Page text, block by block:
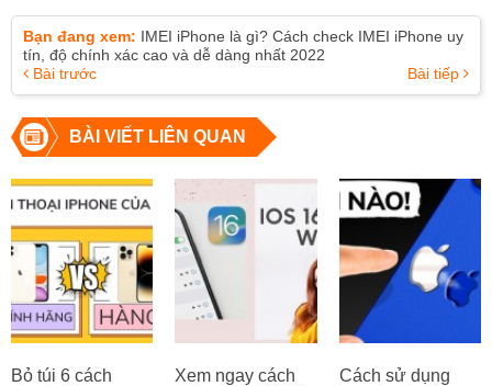
Bạn đang xem: IMEI iPhone là gì? Cách check IMEI iPhone uy
tín, độ chính xác cao và dễ dàng nhất 2022
Bài trước
Bài tiếp
BÀI VIẾT LIÊN QUAN
Bỏ túi 6 cách
Xem ngay cách
Cách sử dụng